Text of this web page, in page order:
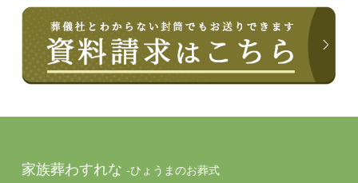
家族葬わすれな -ひょうまのお葬式